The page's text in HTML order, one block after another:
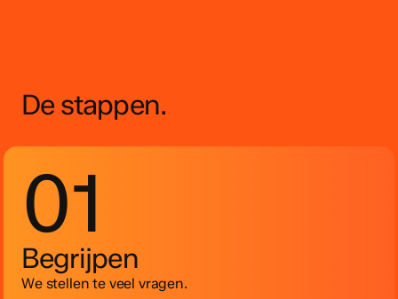
De stappen.
01
Begrijpen
We stellen te veel vragen.